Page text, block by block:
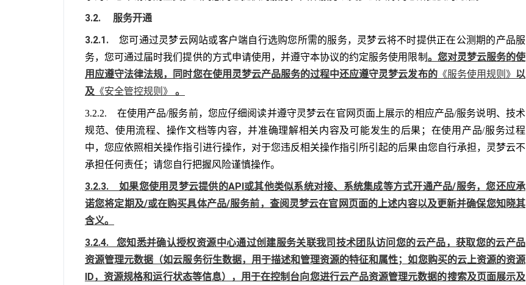
3.2.     服务开通
3.2.1. 您可通过灵梦云网站或客户端自行选购您所需的服务，灵梦云将不时提供正在公测期的产品服
务，您可通过届时我们提供的方式申请使用，并遵守本协议的约定服务使用限制 。您对灵梦云服务的使
用应遵守法律法规，同时您在使用灵梦云产品服务的过程中还应遵守灵梦云发布的《服务使用规则》 以
及 《安全管控规则》 。
3.2.2.    在使用产品/服务前，您应仔细阅读并遵守灵梦云在官网页面上展示的相应产品/服务说明、技术
规范、使用流程、操作文档等内容，并准确理解相关内容及可能发生的后果；在使用产品/服务过程
中，您应依照相关操作指引进行操作，对于您违反相关操作指引所引起的后果由您自行承担，灵梦云不
承担任何责任；请您自行把握风险谨慎操作。
3.2.3.    如果您使用灵梦云提供的API或其他类似系统对接、系统集成等方式开通产品/服务，您还应承
诺您将定期及/或在购买具体产品/服务前，查阅灵梦云在官网页面的上述内容以及更新并确保您知晓其
含义。
3.2.4.   您知悉并确认授权资源中心通过创建服务关联我司技术团队访问您的云产品，获取您的云产品
资源管理元数据（如云服务衍生数据，用于描述和管理资源的特征和属性；如您购买的云上资源的资源
ID，资源规格和运行状态等信息），用于在控制台向您进行云产品资源管理元数据的搜索及页面展示及